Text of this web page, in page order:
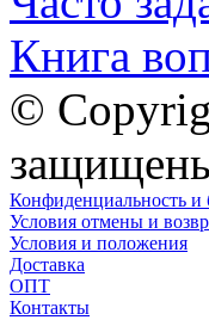
Книга
©
Конфиденциальность и
Условия отмены и
Условия и положения
Доставка
ОПТ
Контакты